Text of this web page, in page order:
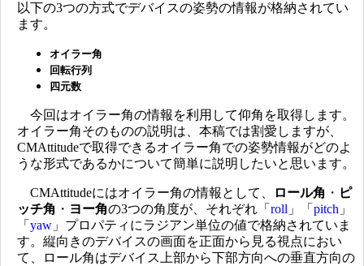
以下の3つの方式でデバイスの姿勢の情報が格納されてい
ます。
オイラー角
回転行列
四元数
今回はオイラー角の情報を利用して仰角を取得します。
オイラー角そのものの説明は、本稿では割愛しますが、
CMAttitudeで取得できるオイラー角での姿勢情報がどのよ
うな形式であるかについて簡単に説明したいと思います。
CMAttitudeにはオイラー角の情報として、 ロール角 ・ ピ
ッチ角 ・ ヨー角の3つの角度が、それぞれ「 roll 」「 pitch 」
「 yaw 」プロパティにラジアン単位の値で格納されていま
す。縦向きのデバイスの画面を正面から見る視点におい
て、ロール角はデバイス上部から下部方向への垂直方向の